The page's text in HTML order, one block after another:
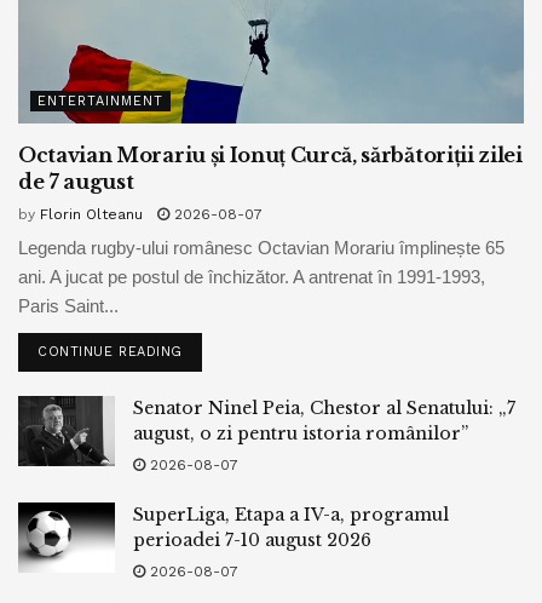
ENTERTAINMENT
Octavian Morariu și Ionuț Curcă, sărbătoriții zilei
de 7 august
by Florin Olteanu 2026-08-07
Legenda rugby-ului românesc Octavian Morariu împlinește 65
ani. A jucat pe postul de închizător. A antrenat în 1991-1993,
Paris Saint...
CONTINUE READING
Senator Ninel Peia, Chestor al Senatului: „7
august, o zi pentru istoria românilor”
2026-08-07
SuperLiga, Etapa a IV-a, programul
perioadei 7-10 august 2026
2026-08-07